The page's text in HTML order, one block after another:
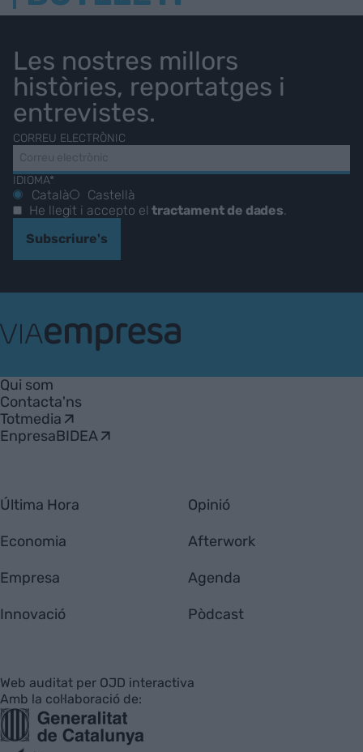
Les nostres millors
històries, reportatges i
entrevistes.
CORREU ELECTRÒNIC
IDIOMA*
Català
Castellà
He llegit i accepto eltractament de dades
Subscriure's
Empresa
Qui som
Contacta'ns
Totmedia
EnpresaBIDEA
Última Hora
Economia
Empresa
Innovació
Opinió
Afterwork
Agenda
Pòdcast
Web auditat per OJD interactiva
Amb la col·laboració de: